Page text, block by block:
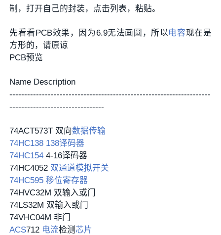
制，打开自己的封装，点击列表，粘贴。
先看看PCB效果，因为6.9无法画圆，所以电容现在是
方形的，请原谅
PCB预览
Name Description
--------------------------------------------------------------------
--------------------------------
74ACT573T 双向数据传输
74HC138 138译码器
74HC154 4-16译码器
74HC4052 双通道模拟开关
74HC595 移位寄存器
74HVC32M 双输入或门
74LS32M 双输入或门
74VHC04M 非门
ACS712 电流检测 芯片